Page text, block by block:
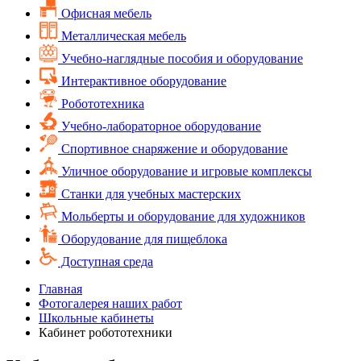
Офисная мебель
Металлическая мебель
Учебно-наглядные пособия и оборудование
Интерактивное оборудование
Робототехника
Учебно-лабораторное оборудование
Спортивное снаряжение и оборудование
Уличное оборудование и игровые комплексы
Cтанки для учебных мастерских
Мольберты и оборудование для художников
Оборудование для пищеблока
Доступная среда
Главная
Фотогалерея наших работ
Школьные кабинеты
Кабинет робототехники